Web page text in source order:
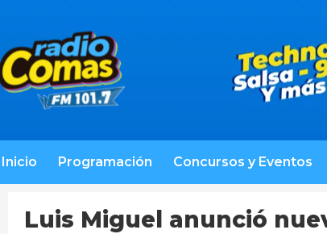
Inicio Programación Concursos y Eventos
Luis Miguel anunció